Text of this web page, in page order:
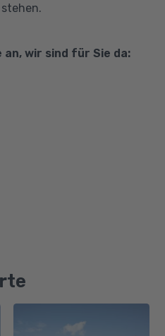
wir sind für Sie da: